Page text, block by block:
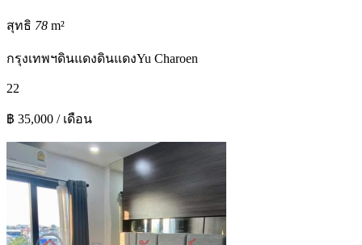
สุทธิ 78 m²
กรุงเทพฯดินแดงดินแดงYu Charoen
22
฿ 35,000 / เดือน